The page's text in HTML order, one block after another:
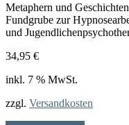
Metaphern und
Fundgrube zur
und
34,95 €
inkl. 7 % MwSt.
zzgl. Versandkosten